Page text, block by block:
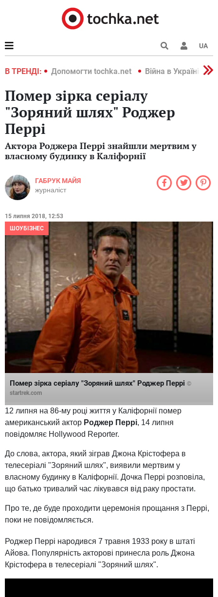
UA
В ТРЕНДІ:
2022 Допомогти tochka.net Війна в Україні 2022
Помер зірка серіалу
"Зоряний шлях" Роджер
Перрі
Актора Роджера Перрі знайшли мертвим у
власному будинку в Каліфорнії
ГАБРУК МАЙЯ
журналіст
15 липня 2018, 12:53
ШОУБІЗНЕС
Помер зірка серіалу "Зоряний шлях" Роджер Перрі ©
startrek.com
12 липня на 86-му році життя у Каліфорнії помер
американський актор Роджер Перрі, 14 липня
повідомляє Hollywood Reporter.
До слова, актора, який зіграв Джона Крістофера в
телесеріалі "Зоряний шлях", виявили мертвим у
власному будинку в Каліфорнії. Дочка Перрі розповіла,
що батько тривалий час лікувався від раку простати.
Про те, де буде проходити церемонія прощання з Перрі,
поки не повідомляється.
Роджер Перрі народився 7 травня 1933 року в штаті
Айова. Популярність акторові принесла роль Джона
Крістофера в телесеріалі "Зоряний шлях".